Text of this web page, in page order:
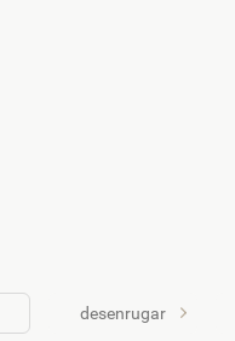
desenrugar